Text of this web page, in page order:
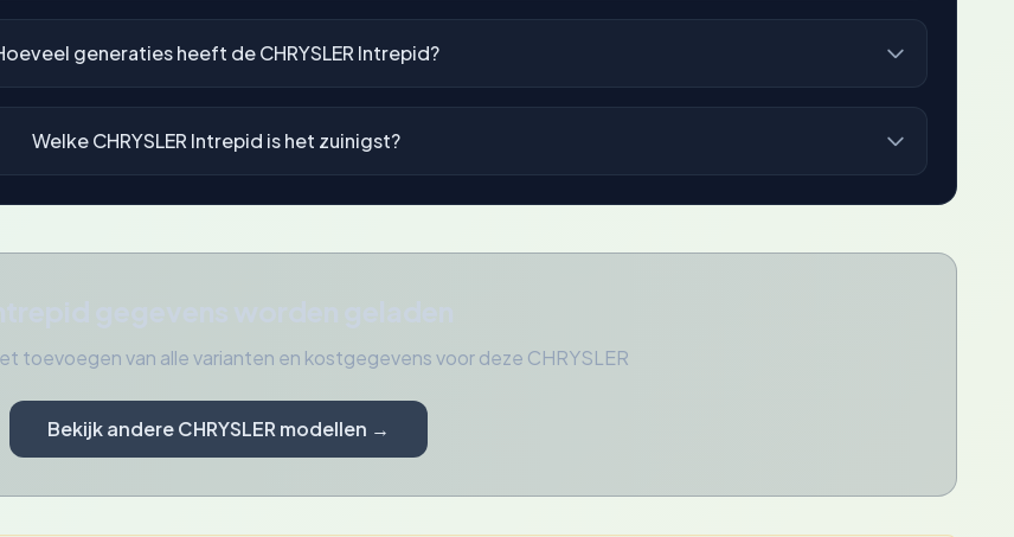
generaties heeft de CHRYSLER Intrepid?
Welke CHRYSLER Intrepid is het zuinigst?
toevoegen van alle varianten en kostgegevens voor deze CHRYSLER
Bekijk andere CHRYSLER modellen →